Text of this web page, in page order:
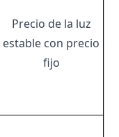
Precio de la luz
estable con precio
fijo